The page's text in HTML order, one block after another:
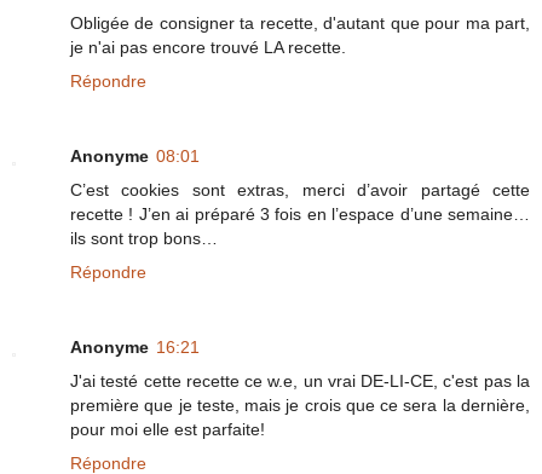
Obligée de consigner ta recette, d'autant que pour ma part,
je n'ai pas encore trouvé LA recette.
Répondre
Anonyme 08:01
C’est cookies sont extras, merci d’avoir partagé cette
recette ! J’en ai préparé 3 fois en l’espace d’une semaine…
ils sont trop bons…
Répondre
Anonyme 16:21
J'ai testé cette recette ce w.e, un vrai DE-LI-CE, c'est pas la
première que je teste, mais je crois que ce sera la dernière,
pour moi elle est parfaite!
Répondre